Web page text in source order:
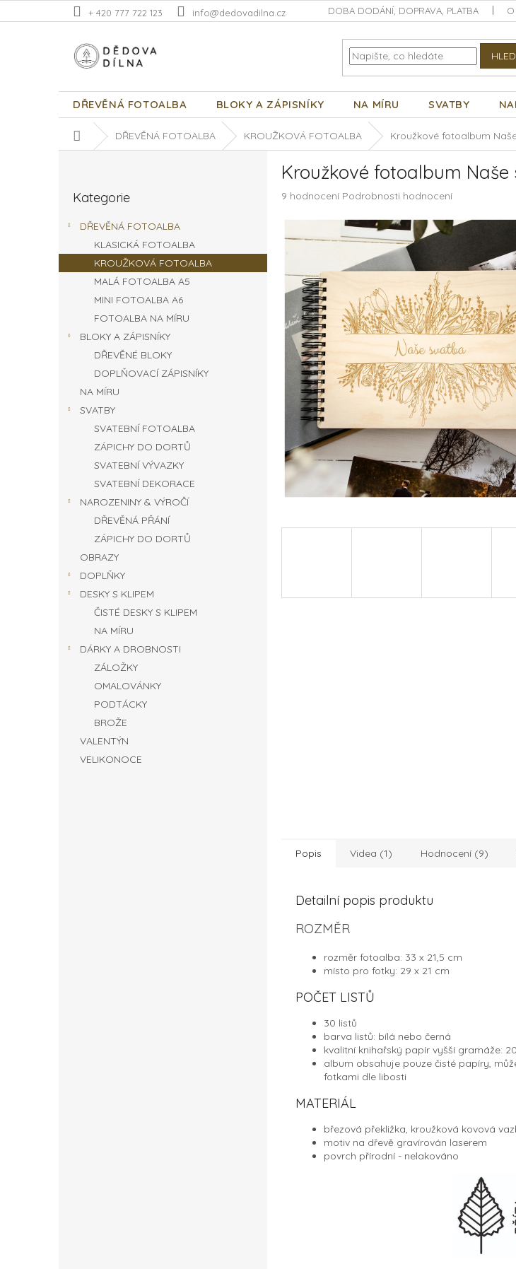
na
+ 420 777 722 123 info@dedovadilna.cz DOBA DODÁNÍ, DOPRAVA, PLATBA O
DŘEVĚNÁ FOTOALBA BLOKY A ZÁPISNÍKY NA MÍRU SVATBY
Domů DŘEVĚNÁ FOTOALBA KROUŽKOVÁ FOTOALBA Kroužkové fotoalbum
n
kategorie
Kategorie
DŘEVĚNÁ FOTOALBA
KLASICKÁ FOTOALBA
KROUŽKOVÁ FOTOALBA
MALÁ FOTOALBA A5
MINI FOTOALBA A6
FOTOALBA NA MÍRU
BLOKY A ZÁPISNÍKY
DŘEVĚNÉ BLOKY
DOPLŇOVACÍ ZÁPISNÍKY
NA MÍRU
SVATBY
SVATEBNÍ FOTOALBA
ZÁPICHY DO DORTŮ
SVATEBNÍ VÝVAZKY
SVATEBNÍ DEKORACE
NAROZENINY & VÝROČÍ
DŘEVĚNÁ PŘÁNÍ
ZÁPICHY DO DORTŮ
OBRAZY
DOPLŇKY
DESKY S KLIPEM
ČISTÉ DESKY S KLIPEM
NA MÍRU
DÁRKY A DROBNOSTI
ZÁLOŽKY
OMALOVÁNKY
PODTÁCKY
BROŽE
VALENTÝN
VELIKONOCE
Kroužkové fotoalbum
Průměrné
je
5
hvězdiček.
9 hodnocení Podrobnosti hodnocení
Popis Videa (1) Hodnocení (9)
Detailní popis produktu
ROZMĚR
rozměr fotoalba: 33 x 21,5 cm
místo pro fotky: 29 x 21 cm
POČET LISTŮ
30 listů
barva listů: bílá nebo černá
kvalitní knihařský papír vyšší gramáže:
album obsahuje pouze čisté papíry,
fotkami dle libosti
MATERIÁL
březová překližka, kroužková kovová
motiv na dřevě gravírován laserem
povrch přírodní - nelakováno